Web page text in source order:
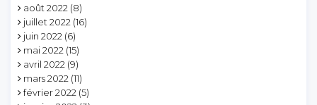
août 2022 (8)
juillet 2022 (16)
juin 2022 (6)
mai 2022 (15)
avril 2022 (9)
mars 2022 (11)
février 2022 (5)